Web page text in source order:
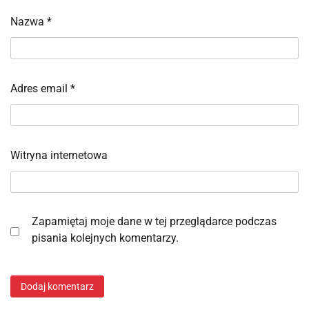
Nazwa *
Adres email *
Witryna internetowa
Zapamiętaj moje dane w tej przeglądarce podczas
pisania kolejnych komentarzy.